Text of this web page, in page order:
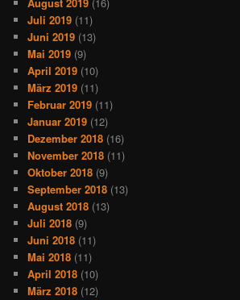
Juli 2019 (11)
Juni 2019 (13)
Mai 2019 (9)
April 2019 (10)
März 2019 (11)
Februar 2019 (11)
Januar 2019 (12)
Dezember 2018 (16)
November 2018 (11)
Oktober 2018 (9)
September 2018 (13)
August 2018 (13)
Juli 2018 (9)
Juni 2018 (11)
Mai 2018 (11)
April 2018 (10)
März 2018 (12)